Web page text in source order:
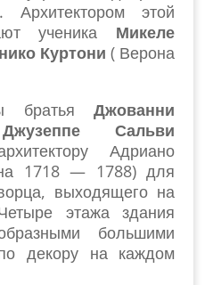
Архитектором этой
ученика Микеле
Куртони ( Верона
братьяДжованни
Сальви
Адриано
1718 — 1788) для
выходящего на
этажа здания
большими
декору на каждом